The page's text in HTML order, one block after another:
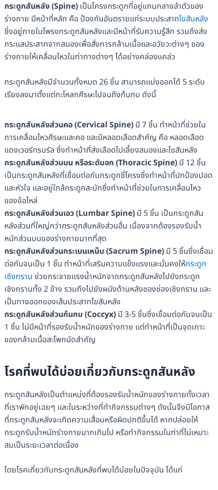
กระดูกสันหลัง (Spine) เป็นโครงกระดูกที่อยู่แกนกลางลำตัวของ
ร่างกาย มีหน้าที่หลัก คือ ป้องกันอันตรายแก่ระบบประสาทไขสันหลัง
ซึ่งอยู่ภายในโพรงกระดูกสันหลังและมีหน้าที่รับความรู้สึก รวมถึงส่ง
กระแสประสาทจากสมองเพื่อสั่งการกล้ามเนื้อและอวัยวะต่างๆ ของ
ร่างกายให้เคลื่อนไหวในท่าทางต่างๆ ได้อย่างคล่องแคล่ว
กระดูกสันหลังมีจำนวนทั้งหมด 26 ชิ้น สามารถแบ่งออกได้ 5 ระดับ
เรียงลงมาตั้งแต่กะโหลกศีรษะไปจนถึงก้นกบ ดังนี้
กระดูกสันหลังส่วนคอ (Cervical Spine) มี 7 ชิ้น ทำหน้าที่ช่วยใน
การเคลื่อนไหวศีรษะและคอ และมีหลอดเลือดสำคัญ คือ หลอดเลือด
แดงเวอร์ทรบรัล ซึ่งทำหน้าที่ส่งเลือดไปเลี้ยงสมองและไขสันหลัง
กระดูกสันหลังส่วนบน หรือระดับอก (Thoracic Spine)มี 12 ชิ้น
เป็นกระดูกสันหลังที่เชื่อมต่อกับกระดูกซี่โครงซึ่งทำหน้าที่ปกป้องปอด
และหัวใจ และอยู่ใกล้กระดูกสะบักซึ่งทำหน้าที่ช่วยในการเคลื่อนไหว
ของข้อไหล่
กระดูกสันหลังส่วนเอว (Lumbar Spine) มี 5 ชิ้น เป็นกระดูกสัน
หลังส่วนที่ใหญ่กว่ากระดูกสันหลังส่วนอื่น เนื่องจากต้องรองรับน้ำ
หนักส่วนบนของร่างกายมากที่สุด
กระดูกสันหลังส่วนกระเบนเหน็บ (Sacrum Spine) มี 5 ชิ้นซึ่งเชื่อม
ต่อกันจนเป็น 1 ชิ้น ทำหน้าที่เสริมความแข็งแรงและมั่นคงให้กระดูก
เชิงกราน ช่วยกระจายแรงน้ำหนักจากกระดูกสันหลังไปยังกระดูก
เชิงกรานทั้ง 2 ข้าง รวมถึงไปยังผนังด้านหลังของช่องเชิงกราน และ
เป็นทางออกของเส้นประสาทไขสันหลัง
กระดูกสันหลังส่วนก้นกบ (Coccyx) มี 3-5 ชิ้นซึ่งเชื่อมต่อกันจนเป็น
1 ชิ้น ไม่มีหน้าที่รองรับน้ำหนักของร่างกาย แต่ทำหน้าที่เป็นจุดเกาะ
ของกล้ามเนื้อสะโพกมัดสำคัญ
โรคที่พบได้บ่อยเกี่ยวกับกระดูกสันหลัง
กระดูกสันหลังเป็นตำแหน่งที่ต้องรองรับน้ำหนักของร่างกายทั้งเวลา
ที่เราพักอยู่เฉยๆ และในระหว่างที่ทำกิจกรรมต่างๆ ดังนั้นจึงมีโอกาส
ที่กระดูกสันหลังจะเกิดความเสื่อมหรือผิดปกติขึ้นได้ หากปล่อยให้
กระดูกรับน้ำหนักร่างกายมากเกินไป หรือทำกิจกรรมในท่าที่ไม่เหมาะ
สมเป็นระยะเวลาต่อเนื่อง
โดยโรคเกี่ยวกับกระดูกสันหลังที่พบได้บ่อยในปัจจุบัน ได้แก่